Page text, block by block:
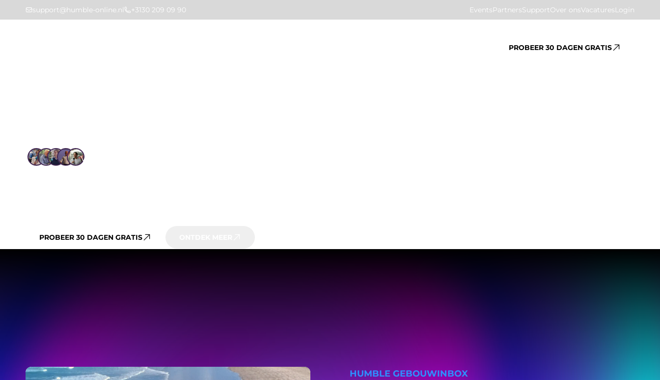
support@humble-online.nl +3130 209 09 90 EventsPartnersSupportOver onsVacaturesLogin
PROBEER 30 DAGEN GRATIS
Vertrouwd door 1.4k+ gebruikers
PROBEER 30 DAGEN GRATIS
HUMBLE GEBOUWINBOX